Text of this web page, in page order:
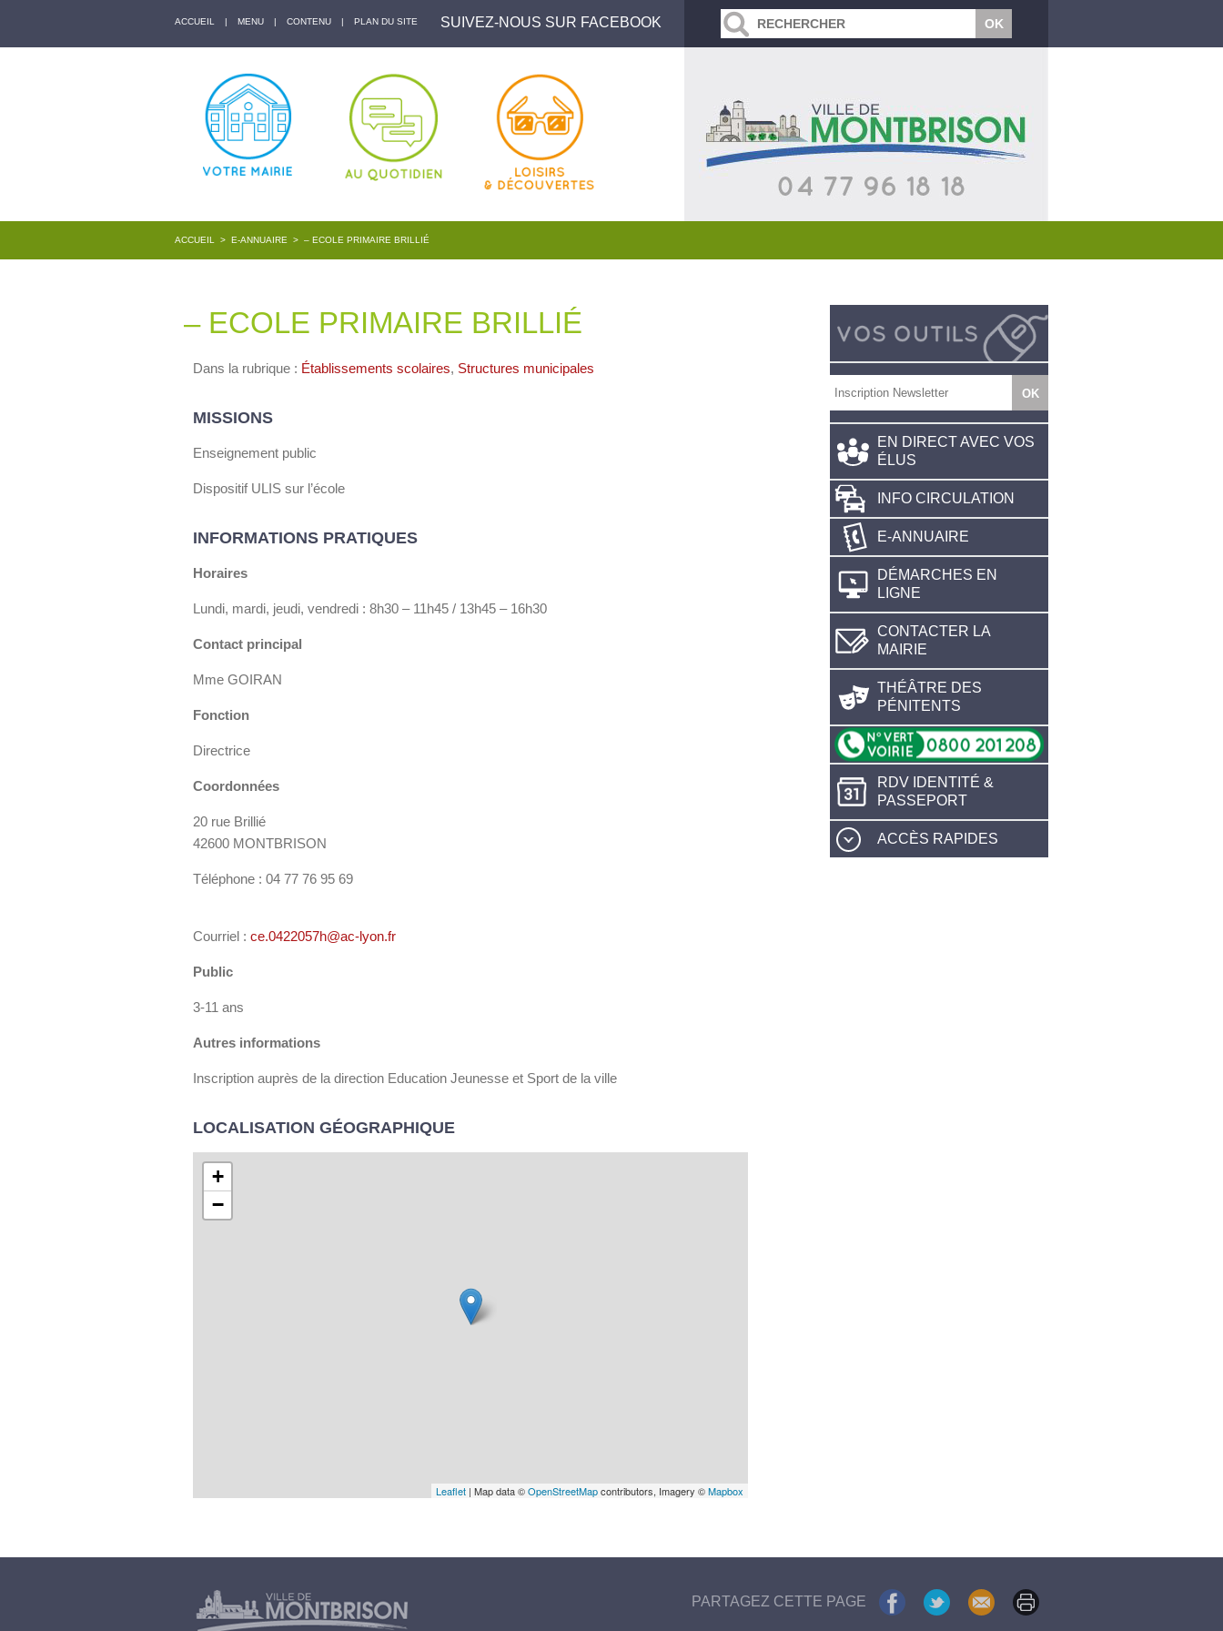
ACCUEIL | MENU | CONTENU | PLAN DU SITE SUIVEZ-NOUS SUR FACEBOOK
ACCUEIL > E-ANNUAIRE > – ECOLE PRIMAIRE BRILLIÉ
– ECOLE PRIMAIRE BRILLIÉ
Dans la rubrique : Établissements scolaires, Structures municipales
MISSIONS
Enseignement public
Dispositif ULIS sur l’école
INFORMATIONS PRATIQUES
Horaires
Lundi, mardi, jeudi, vendredi : 8h30 – 11h45 / 13h45 – 16h30
Contact principal
Mme GOIRAN
Fonction
Directrice
Coordonnées
20 rue Brillié
42600 MONTBRISON
Téléphone : 04 77 76 95 69
Courriel : ce.0422057h@ac-lyon.fr
Public
3-11 ans
Autres informations
Inscription auprès de la direction Education Jeunesse et Sport de la ville
LOCALISATION GÉOGRAPHIQUE
+
−
Leaflet | Map data ©OpenStreetMapcontributors, Imagery ©Mapbox
EN DIRECT AVEC VOS
ÉLUS
INFO CIRCULATION
E-ANNUAIRE
DÉMARCHES EN
LIGNE
CONTACTER LA
MAIRIE
THÉÂTRE DES
PÉNITENTS
RDV IDENTITÉ &
PASSEPORT
ACCÈS RAPIDES
PARTAGEZ CETTE PAGE